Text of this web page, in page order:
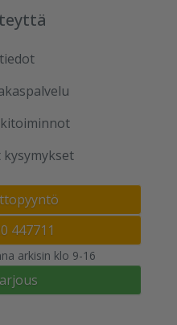
kysymykset
447711
arkisin klo 9-16